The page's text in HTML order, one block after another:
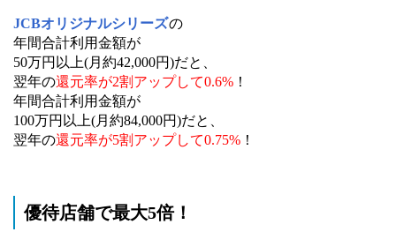
JCBオリジナルシリーズの
年間合計利用金額が
50万円以上(月約42,000円)だと、
翌年の還元率が2割アップして0.6% ！
年間合計利用金額が
100万円以上(月約84,000円)だと、
翌年の還元率が5割アップして0.75% ！
優待店舗で最大5倍！